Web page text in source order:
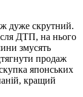
дуже скрутний.
ДТП, на нього
змусять
продаж
японських
кращий